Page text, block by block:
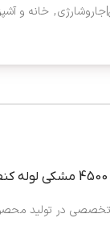
, خانه و
در تولید